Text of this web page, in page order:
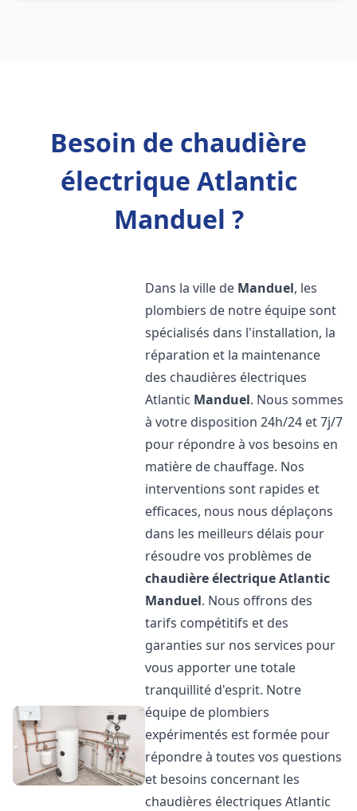
Besoin de chaudière
électrique Atlantic
Manduel ?
Dans la ville de Manduel, les
plombiers de notre équipe sont
spécialisés dans l'installation, la
réparation et la maintenance
des chaudières électriques
Atlantic Manduel. Nous sommes
à votre disposition 24h/24 et 7j/7
pour répondre à vos besoins en
matière de chauffage. Nos
interventions sont rapides et
efficaces, nous nous déplaçons
dans les meilleurs délais pour
résoudre vos problèmes de
chaudière électrique Atlantic
Manduel. Nous offrons des
tarifs compétitifs et des
garanties sur nos services pour
vous apporter une totale
tranquillité d'esprit. Notre
équipe de plombiers
expérimentés est formée pour
répondre à toutes vos questions
et besoins concernant les
chaudières électriques Atlantic